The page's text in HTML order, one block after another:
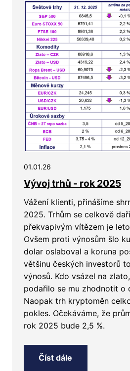
01.01.26
Vývoj trhů - rok 2025
Vážení klienti, přinášíme
2025. Trhům se celkově
překvapivým vítězem je
Ovšem proti výnosům šlo
dolar oslaboval a koruna
většinu českých investorů
výnosů. Kdo vsázel na
podařilo se mu zhodnotit o
Naopak trh kryptoměn
pokles. Očekáváme, že
rok 2025 bude 2,5 %.
Číst dále